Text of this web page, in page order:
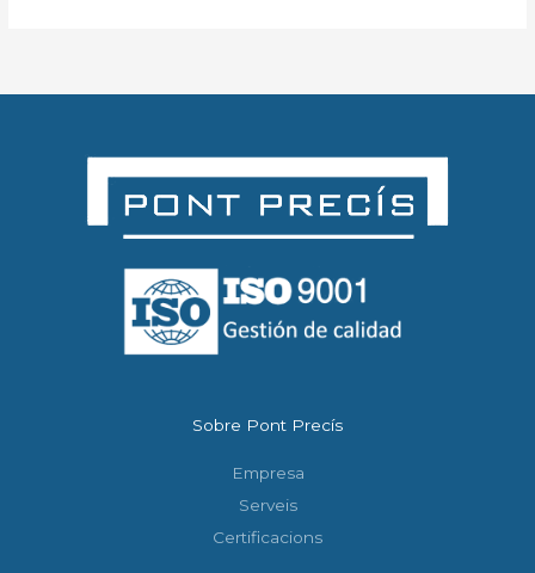
Sobre Pont Precís
Empresa
Serveis
Certificacions